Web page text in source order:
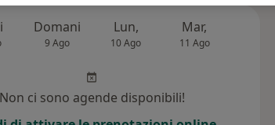
Domani
9 Ago
Lun,
10 Ago
Mar,
11 Ago
Non ci sono agende disponibili!